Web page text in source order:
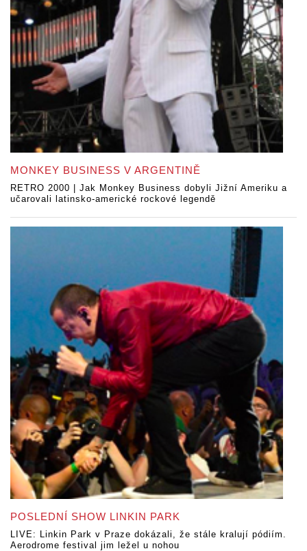
MONKEY BUSINESS V ARGENTINĚ
RETRO 2000 | Jak Monkey Business dobyli Jižní Ameriku a
učarovali latinsko-americké rockové legendě
POSLEDNÍ SHOW LINKIN PARK
LIVE: Linkin Park v Praze dokázali, že stále kralují pódiím.
Aerodrome festival jim ležel u nohou